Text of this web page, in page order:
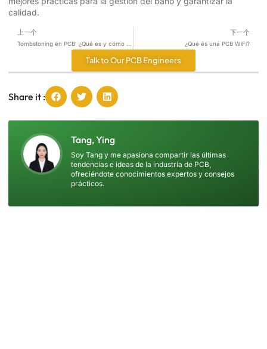
calidad.
上一个 下一个
¿Qué es una PCB WiFi?
Talk to Our PCB Engineers
Share it :
Tang, Ying
Soy Tang y me apasiona compartir las últimas
tendencias e ideas de la industria de PCB,
ofreciéndote conocimientos expertos y consejos
prácticos.